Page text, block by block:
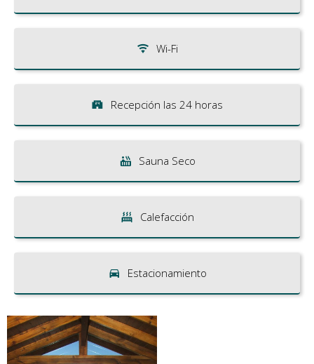
Wi-Fi
Recepción las 24 horas
Sauna Seco
Calefacción
Estacionamiento